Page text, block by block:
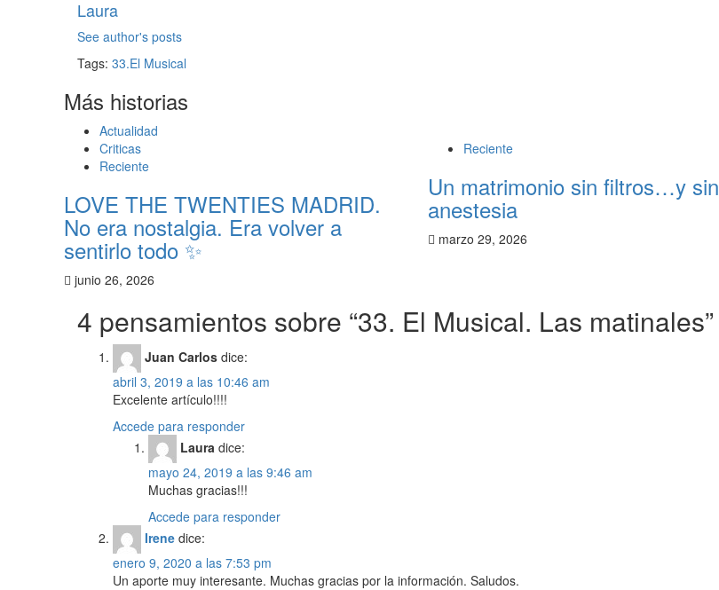
Laura
See author's posts
Tags: 33.El Musical
Más historias
Actualidad
Criticas
Reciente
LOVE THE TWENTIES MADRID.
No era nostalgia. Era volver a
sentirlo todo ✨
junio 26, 2026
Reciente
Un matrimonio sin filtros…y sin
anestesia
marzo 29, 2026
4 pensamientos sobre “33. El Musical. Las matinales”
Juan Carlos dice:
abril 3, 2019 a las 10:46 am
Excelente artículo!!!!
Accede para responder
Laura dice:
mayo 24, 2019 a las 9:46 am
Muchas gracias!!!
Accede para responder
Irene dice:
enero 9, 2020 a las 7:53 pm
Un aporte muy interesante. Muchas gracias por la información. Saludos.